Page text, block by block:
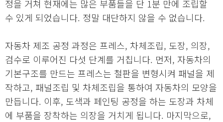
정을 거쳐 현재에는 많은 부품들을 단 1분 만에 조립할
수 있게 되었습니다. 정말 대단하지 않을 수 없습니다.
자동차 제조 공정 과정은 프레스, 차체조립, 도장, 의장,
검수로 이루어진 다섯 단계를 거칩니다. 먼저, 자동차의
기본구조를 만드는 프레스는 철판을 변형시켜 패널을 제
작하고, 패널조립 및 차체조립을 통하여 자동차의 모양을
만듭니다. 이후, 도색과 페인팅 공정을 하는 도장과 차체
에 부품을 장착하는 의장을 거치게 됩니다. 마지막으로,